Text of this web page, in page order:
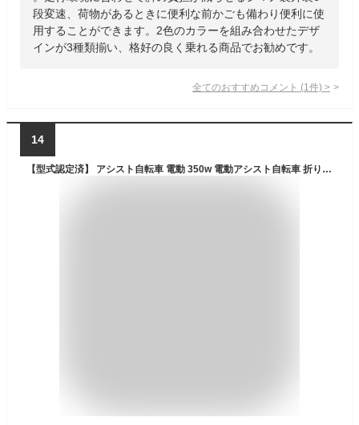
段変速、荷物があるときに便利な前かごも備わり便利に使
用することができます。2色のカラーを組み合わせたデザ
インが3種類揃い、格好の良く乗れる商品でお勧めです。
全てのおすすめコメント (1 件) >
14
【型式認定済】 アシスト自転車 電動 350w 電動アシスト自転車 折りたたみ シマノ製7段変速 折りたたみ自転車 20インチ 通学 通勤 電動アシスト自転車 子供乗せ おしゃれ 乗りやすい アシスト 電動アシスト自転車スポーツ·アウトドア 軽量 スタイリッシュ 子供用自転車